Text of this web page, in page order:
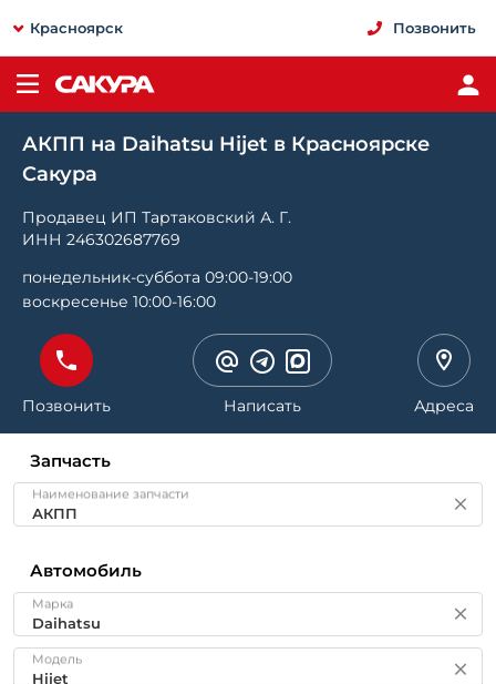
Красноярск Позвонить
АКПП на Daihatsu Hijet в Красноярске
Сакура
Продавец ИП Тартаковский А. Г.
ИНН 246302687769
понедельник-суббота 09:00-19:00
воскресенье 10:00-16:00
Позвонить Написать Адреса
Запчасть
Наименование запчасти
Автомобиль
Марка
Модель